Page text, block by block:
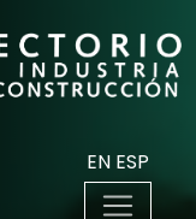
EN ESP